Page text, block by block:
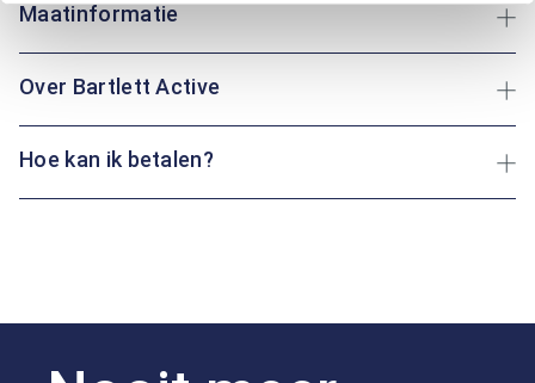
Maatinformatie
Over Bartlett Active
Hoe kan ik betalen?